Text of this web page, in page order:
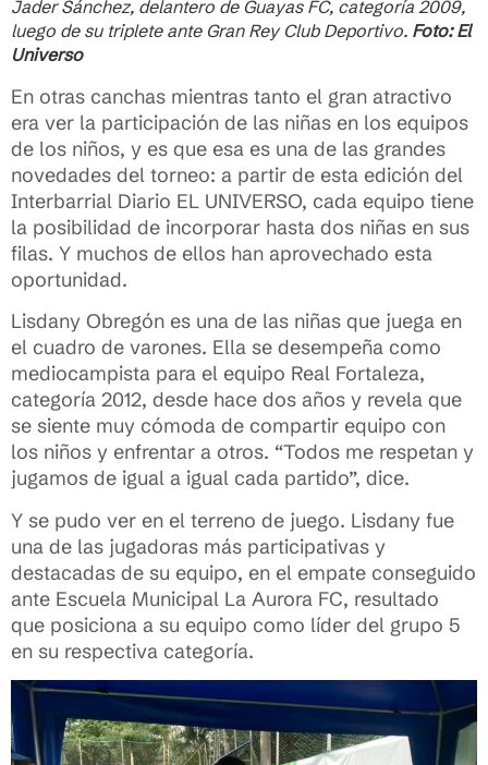
Jader Sánchez, delantero de Guayas FC, categoría 2009,
luego de su triplete ante Gran Rey Club Deportivo. Foto: El
Universo
En otras canchas mientras tanto el gran atractivo
era ver la participación de las niñas en los equipos
de los niños, y es que esa es una de las grandes
novedades del torneo: a partir de esta edición del
Interbarrial Diario EL UNIVERSO, cada equipo tiene
la posibilidad de incorporar hasta dos niñas en sus
filas. Y muchos de ellos han aprovechado esta
oportunidad.
Lisdany Obregón es una de las niñas que juega en
el cuadro de varones. Ella se desempeña como
mediocampista para el equipo Real Fortaleza,
categoría 2012, desde hace dos años y revela que
se siente muy cómoda de compartir equipo con
los niños y enfrentar a otros. “Todos me respetan y
jugamos de igual a igual cada partido”, dice.
Y se pudo ver en el terreno de juego. Lisdany fue
una de las jugadoras más participativas y
destacadas de su equipo, en el empate conseguido
ante Escuela Municipal La Aurora FC, resultado
que posiciona a su equipo como líder del grupo 5
en su respectiva categoría.